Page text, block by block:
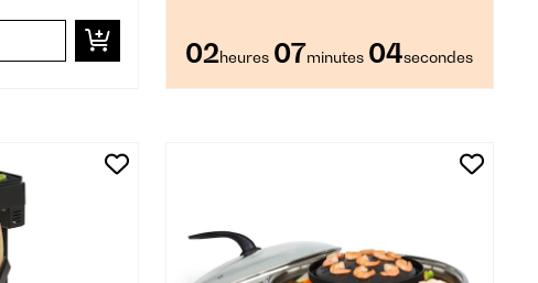
02heures 07minutes 02secondes